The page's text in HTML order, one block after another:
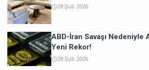
28 Şub 2026
ABD-İran Savaşı Nedeniyle
Yeni Rekor!
28 Şub 2026